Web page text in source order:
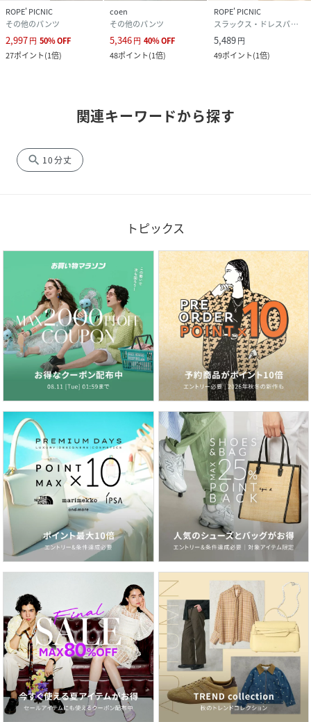
ROPE' PICNIC
その他のパンツ
2,997円 50%OFF
27ポイント(1倍)
coen
その他のパンツ
5,346円 40%OFF
48ポイント(1倍)
ROPE' PICNIC
スラックス・ドレスパンツ
5,489円
49ポイント(1倍)
関連キーワードから探す
search 10分丈
トピックス